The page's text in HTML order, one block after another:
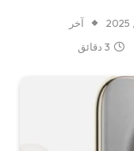
آخر
3 دقائق